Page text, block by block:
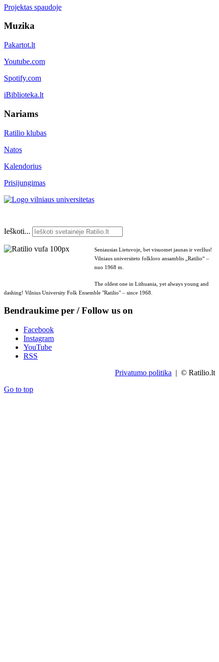
Projektas spaudoje
Muzika
Pakartot.lt
Youtube.com
Spotify.com
iBiblioteka.lt
Nariams
Ratilio klubas
Natos
Kalendorius
Prisijungimas
Ieškoti...
Seniausias Lietuvoje, bet visuomet jaunas ir veržlus!
Vilniaus universiteto folkloro ansamblis „Ratilio“ –
nuo 1968 m.
The oldest one in Lithuania, yet always young and
dashing! Vilnius University Folk Ensemble "Ratilio" – since 1968.
Bendraukime per / Follow us on
Facebook
Instagram
YouTube
RSS
Privatumo politika | © Ratilio.lt
Go to top